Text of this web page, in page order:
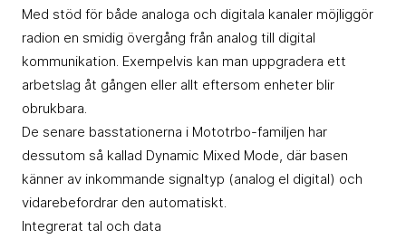
Med stöd för både analoga och digitala kanaler möjliggör
radion en smidig övergång från analog till digital
kommunikation. Exempelvis kan man uppgradera ett
arbetslag åt gången eller allt eftersom enheter blir
obrukbara.
De senare basstationerna i Mototrbo-familjen har
dessutom så kallad Dynamic Mixed Mode, där basen
känner av inkommande signaltyp (analog el digital) och
vidarebefordrar den automatiskt.
Integrerat tal och data